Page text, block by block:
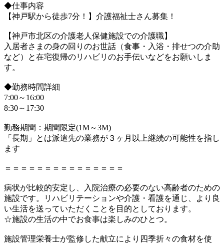
◆仕事内容
【神戸駅から徒歩7分！】介護福祉士さん募集！
【神戸市北区の介護老人保健施設での介護職】
入居者さまの身の回りのお世話（食事・入浴・排せつの介助
など）と在宅復帰のリハビリのお手伝いなどをお願いしま
す。
◆勤務時間詳細
7:00～16:00
8:30～17:30
勤務期間：期間限定(1M～3M)
「長期」とは派遣先の業務が３ヶ月以上継続の可能性を指し
ます
＝＝＝＝＝＝＝＝＝＝＝＝＝＝＝
病状が比較的安定し、入院治療の必要のない高齢者のための
施設です。リハビリテーションや介護・看護を通じ、より良
い生活を送っていただくことを目的としております。
☆施設の生活の中でお食事は楽しみのひとつ。
施設管理栄養士が監修した献立により四季折々の食材を使